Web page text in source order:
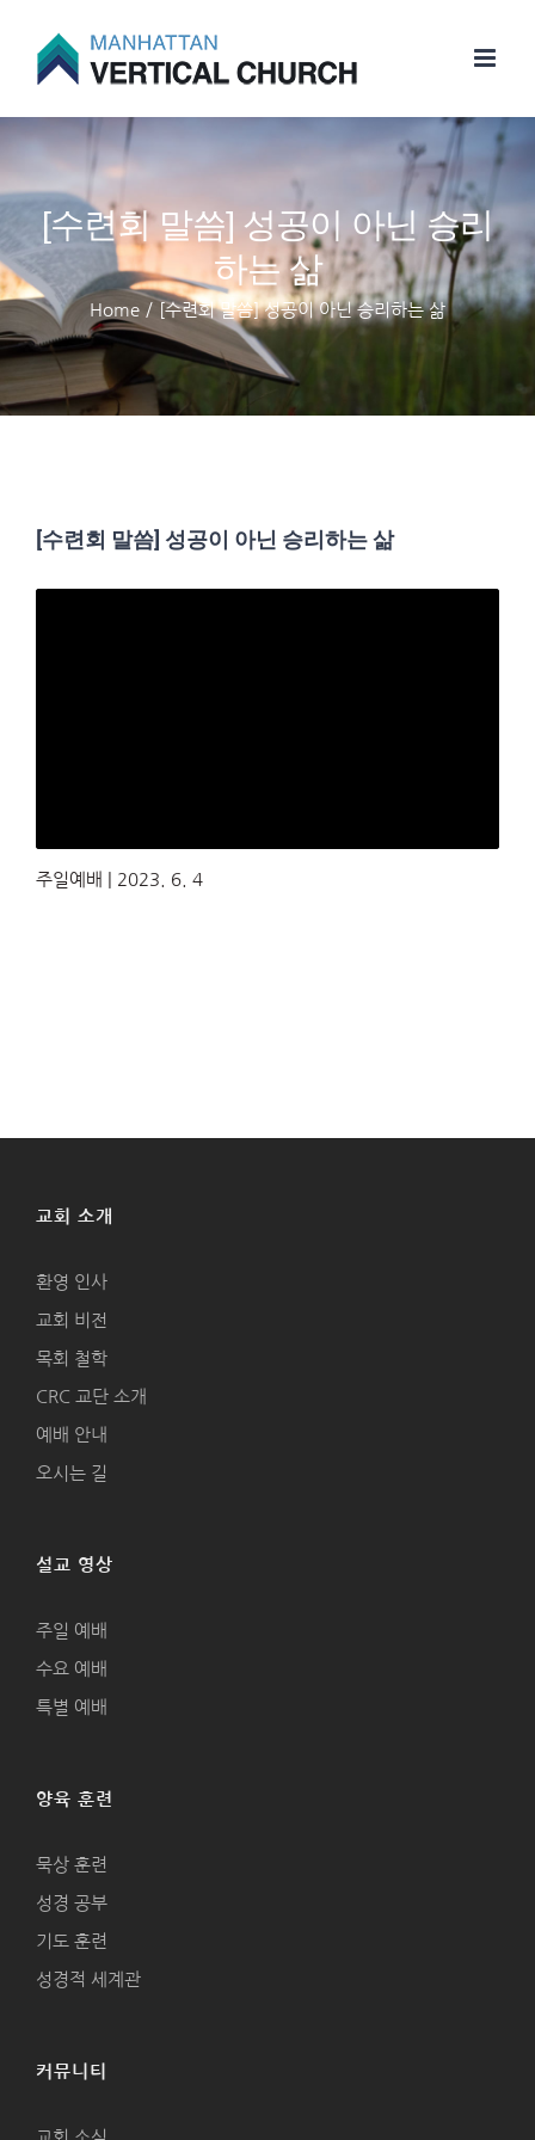
[수련회 말씀] 성공이 아닌 승리
하는 삶
Home / [수련회 말씀] 성공이 아닌 승리하는 삶
[수련회 말씀] 성공이 아닌 승리하는 삶
주일예배 | 2023. 6. 4
교회 소개
환영 인사
교회 비전
목회 철학
CRC 교단 소개
예배 안내
오시는 길
설교 영상
주일 예배
수요 예배
특별 예배
양육 훈련
묵상 훈련
성경 공부
기도 훈련
성경적 세계관
커뮤니티